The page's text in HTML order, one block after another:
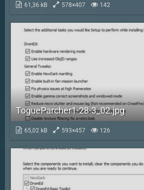
61,36 kB 578×407 142
TogueParcher1-28-3_02.jpg
65,02 kB 593×457 126